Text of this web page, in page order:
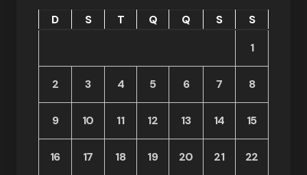
D S T Q Q S
S
1
2 3 4 5 6 7 8
9 10 11 12 13 14 15
16 17 18 19 20 21 22